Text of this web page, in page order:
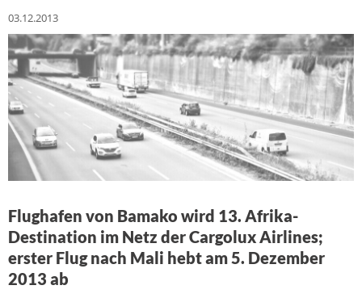
03.12.2013
Flughafen von Bamako wird 13. Afrika-
Destination im Netz der Cargolux Airlines;
erster Flug nach Mali hebt am 5. Dezember
2013 ab